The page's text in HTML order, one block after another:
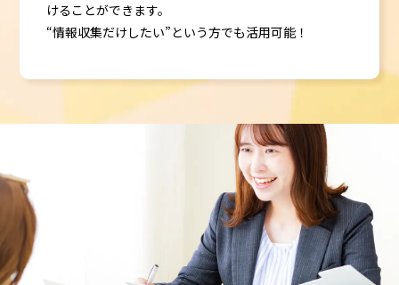
けることができます。
“情報収集だけしたい”という方でも活用可能！